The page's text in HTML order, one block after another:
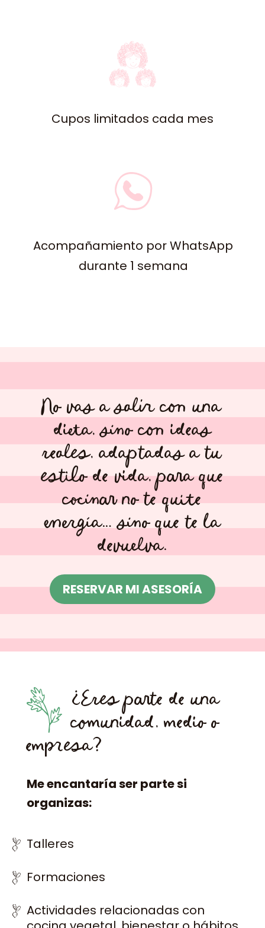
Cupos limitados cada mes
Acompañamiento por WhatsApp
durante 1 semana
No vas a salir con una
dieta, sino con ideas
reales, adaptadas a tu
estilo de vida, para que
cocinar no te quite
energía… sino que te la
devuelva.
RESERVAR MI ASESORÍA
¿Eres parte de una
comunidad, medio o
empresa?
Me encantaría ser parte si
organizas:
Talleres
Formaciones
Actividades relacionadas con